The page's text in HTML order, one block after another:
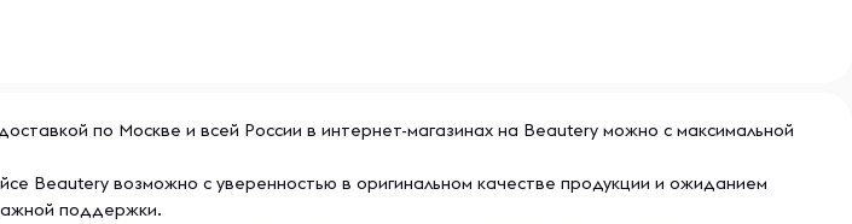
по Москве и всей России в интернет-магазинах на Beautery можно с максимальной
Beautery возможно с уверенностью в оригинальном качестве продукции и ожиданием
поддержки.